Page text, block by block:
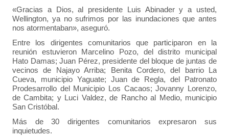
«Gracias a Dios, al presidente Luis Abinader y a usted,
Wellington, ya no sufrimos por las inundaciones que antes
nos atormentaban», aseguró.
Entre los dirigentes comunitarios que participaron en la
reunión estuvieron Marcelino Pozo, del distrito municipal
Hato Damas; Juan Pérez, presidente del bloque de juntas de
vecinos de Najayo Arriba; Benita Cordero, del barrio La
Cueva, municipio Yaguate; Juan de Regla, del Patronato
Prodesarrollo del Municipio Los Cacaos; Jovanny Lorenzo,
de Cambita; y Luci Valdez, de Rancho al Medio, municipio
San Cristóbal.
Más de 30 dirigentes comunitarios expresaron sus
inquietudes.